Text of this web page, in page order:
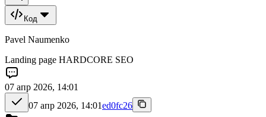
Код
Pavel Naumenko
Landing page HARDCORE SEO
07 апр 2026, 14:01
07 апр 2026, 14:01ed0fc26